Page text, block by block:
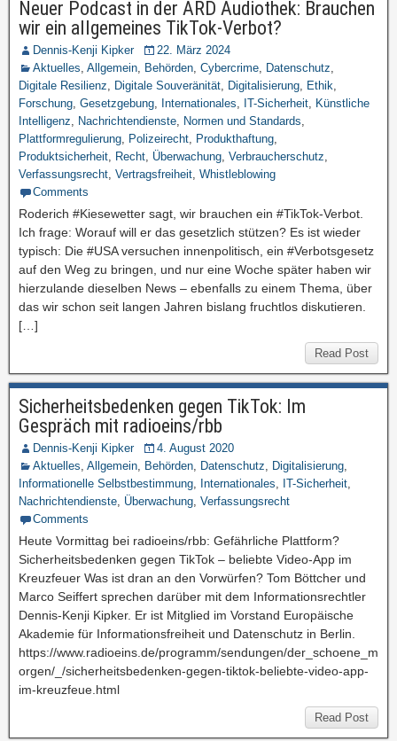
Neuer Podcast in der ARD Audiothek: Brauchen
wir ein allgemeines TikTok-Verbot?
Dennis-Kenji Kipker
22. März 2024
Aktuelles, Allgemein, Behörden, Cybercrime, Datenschutz,
Digitale Resilienz, Digitale Souveränität, Digitalisierung, Ethik,
Forschung, Gesetzgebung, Internationales, IT-Sicherheit, Künstliche
Intelligenz, Nachrichtendienste, Normen und Standards,
Plattformregulierung, Polizeirecht, Produkthaftung,
Produktsicherheit, Recht, Überwachung, Verbraucherschutz,
Verfassungsrecht, Vertragsfreiheit, Whistleblowing
Comments
Roderich #Kiesewetter sagt, wir brauchen ein #TikTok-Verbot.
Ich frage: Worauf will er das gesetzlich stützen? Es ist wieder
typisch: Die #USA versuchen innenpolitisch, ein #Verbotsgesetz
auf den Weg zu bringen, und nur eine Woche später haben wir
hierzulande dieselben News – ebenfalls zu einem Thema, über
das wir schon seit langen Jahren bislang fruchtlos diskutieren.
[…]
Read Post
Sicherheitsbedenken gegen TikTok: Im
Gespräch mit radioeins/rbb
Dennis-Kenji Kipker
4. August 2020
Aktuelles, Allgemein, Behörden, Datenschutz, Digitalisierung,
Informationelle Selbstbestimmung, Internationales, IT-Sicherheit,
Nachrichtendienste, Überwachung, Verfassungsrecht
Comments
Heute Vormittag bei radioeins/rbb: Gefährliche Plattform?
Sicherheitsbedenken gegen TikTok – beliebte Video-App im
Kreuzfeuer Was ist dran an den Vorwürfen? Tom Böttcher und
Marco Seiffert sprechen darüber mit dem Informationsrechtler
Dennis-Kenji Kipker. Er ist Mitglied im Vorstand Europäische
Akademie für Informationsfreiheit und Datenschutz in Berlin.
https://www.radioeins.de/programm/sendungen/der_schoene_m
orgen/_/sicherheitsbedenken-gegen-tiktok-beliebte-video-app-
im-kreuzfeue.html
Read Post